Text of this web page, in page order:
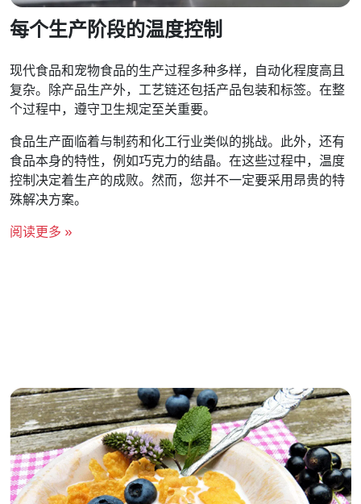
每个生产阶段的温度控制
现代食品和宠物食品的生产过程多种多样，自动化程度高且
复杂。除产品生产外，工艺链还包括产品包装和标签。在整
个过程中，遵守卫生规定至关重要。
食品生产面临着与制药和化工行业类似的挑战。此外，还有
食品本身的特性，例如巧克力的结晶。在这些过程中，温度
控制决定着生产的成败。然而，您并不一定要采用昂贵的特
殊解决方案。
阅读更多 »